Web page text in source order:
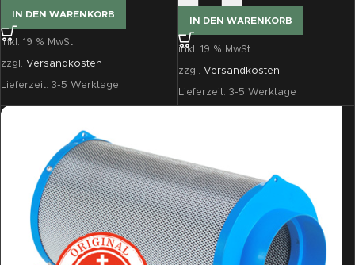
IN DEN WARENKORB
inkl. 19 % MwSt.
zzgl. Versandkosten
Lieferzeit: 3-5 Werktage
IN DEN WARENKORB
inkl. 19 % MwSt.
zzgl. Versandkosten
Lieferzeit: 3-5 Werktage